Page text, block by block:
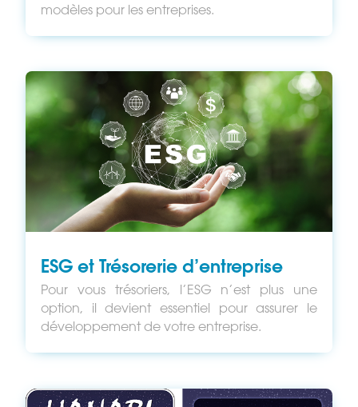
modèles pour les entreprises.
ESG et Trésorerie d’entreprise
Pour vous trésoriers, l’ESG n’est plus une
option, il devient essentiel pour assurer le
développement de votre entreprise.